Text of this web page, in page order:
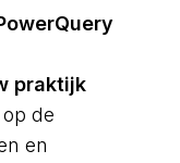
praktijk
de
en